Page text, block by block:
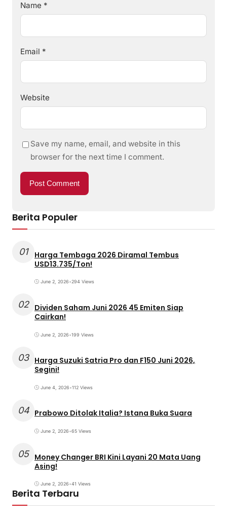
Name *
Email *
Website
Save my name, email, and website in this
browser for the next time I comment.
Berita Populer
01
Harga Tembaga 2026 Diramal Tembus
USD13.735/Ton!
June 2, 2026•294 Views
02 Dividen Saham Juni 2026 45 Emiten Siap
Cairkan!
June 2, 2026•199 Views
03 Harga Suzuki Satria Pro dan F150 Juni 2026,
Segini!
June 4, 2026•112 Views
04 Prabowo Ditolak Italia? Istana Buka Suara
June 2, 2026•65 Views
05 Money Changer BRI Kini Layani 20 Mata Uang
Asing!
June 2, 2026•41 Views
Berita Terbaru